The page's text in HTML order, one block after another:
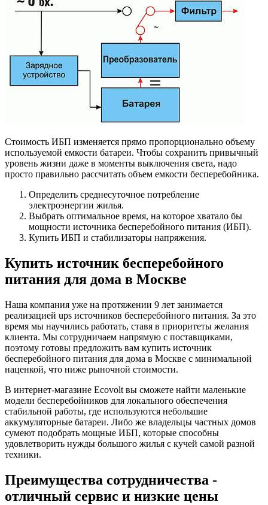
Стоимость ИБП изменяется прямо пропорционально объему
используемой емкости батареи. Чтобы сохранить привычный
уровень жизни даже в моменты выключения света, надо
просто правильно рассчитать объем емкости бесперебойника.
Определить среднесуточное потребление
электроэнергии жилья.
Выбрать оптимальное время, на которое хватало бы
мощности источника бесперебойного питания (ИБП).
Купить ИБП и стабилизаторы напряжения.
Купить источник бесперебойного
питания для дома в Москве
Наша компания уже на протяжении 9 лет занимается
реализацией ups источников бесперебойного питания. За это
время мы научились работать, ставя в приоритеты желания
клиента. Мы сотрудничаем напрямую с поставщиками,
поэтому готовы предложить вам купить источник
бесперебойного питания для дома в Москве с минимальной
наценкой, что ниже рыночной стоимости.
В интернет-магазине Ecovolt вы сможете найти маленькие
модели бесперебойников для локального обеспечения
стабильной работы, где используются небольшие
аккумуляторные батареи. Либо же владельцы частных домов
сумеют подобрать мощные ИБП, которые способны
удовлетворить нужды большого жилья с кучей самой разной
техники.
Преимущества сотрудничества -
отличный сервис и низкие цены